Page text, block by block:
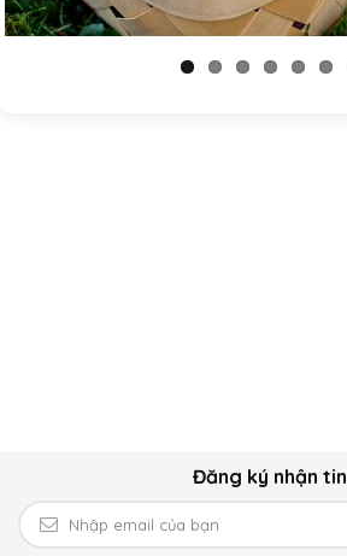
Đăng ký nhận tin